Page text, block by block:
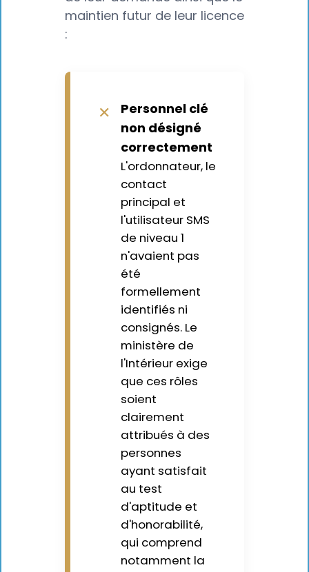
maintien futur de leur licence
:
✕
Personnel clé
non désigné
correctement
L'ordonnateur, le
contact
principal et
l'utilisateur SMS
de niveau 1
n'avaient pas
été
formellement
identifiés ni
consignés. Le
ministère de
l'Intérieur exige
que ces rôles
soient
clairement
attribués à des
personnes
ayant satisfait
au test
d'aptitude et
d'honorabilité,
qui comprend
notamment la